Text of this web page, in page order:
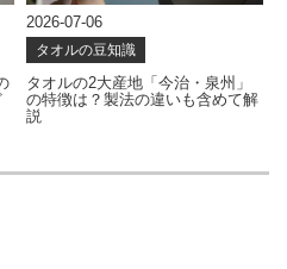
2026-07-06
タオルの豆知識
タオルの2大産地「今治・泉州」
の特徴は？製法の違いも含めて解
説